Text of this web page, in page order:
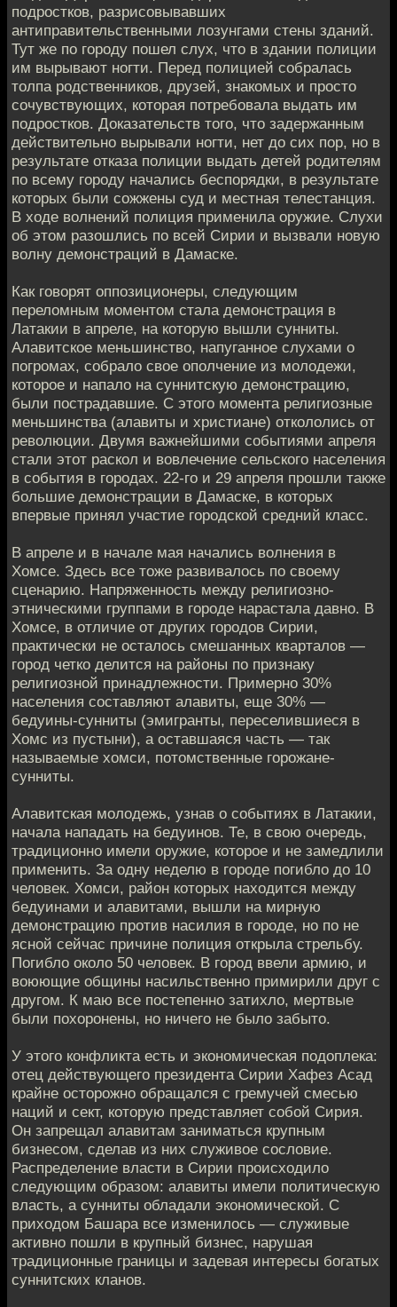
подростков, разрисовывавших
антиправительственными лозунгами стены зданий.
Тут же по городу пошел слух, что в здании полиции
им вырывают ногти. Перед полицией собралась
толпа родственников, друзей, знакомых и просто
сочувствующих, которая потребовала выдать им
подростков. Доказательств того, что задержанным
действительно вырывали ногти, нет до сих пор, но в
результате отказа полиции выдать детей родителям
по всему городу начались беспорядки, в результате
которых были сожжены суд и местная телестанция.
В ходе волнений полиция применила оружие. Слухи
об этом разошлись по всей Сирии и вызвали новую
волну демонстраций в Дамаске.
Как говорят оппозиционеры, следующим
переломным моментом стала демонстрация в
Латакии в апреле, на которую вышли сунниты.
Алавитское меньшинство, напуганное слухами о
погромах, собрало свое ополчение из молодежи,
которое и напало на суннитскую демонстрацию,
были пострадавшие. С этого момента религиозные
меньшинства (алавиты и христиане) откололись от
революции. Двумя важнейшими событиями апреля
стали этот раскол и вовлечение сельского населения
в события в городах. 22-го и 29 апреля прошли также
большие демонстрации в Дамаске, в которых
впервые принял участие городской средний класс.
В апреле и в начале мая начались волнения в
Хомсе. Здесь все тоже развивалось по своему
сценарию. Напряженность между религиозно-
этническими группами в городе нарастала давно. В
Хомсе, в отличие от других городов Сирии,
практически не осталось смешанных кварталов —
город четко делится на районы по признаку
религиозной принадлежности. Примерно 30%
населения составляют алавиты, еще 30% —
бедуины-сунниты (эмигранты, переселившиеся в
Хомс из пустыни), а оставшаяся часть — так
называемые хомси, потомственные горожане-
сунниты.
Алавитская молодежь, узнав о событиях в Латакии,
начала нападать на бедуинов. Те, в свою очередь,
традиционно имели оружие, которое и не замедлили
применить. За одну неделю в городе погибло до 10
человек. Хомси, район которых находится между
бедуинами и алавитами, вышли на мирную
демонстрацию против насилия в городе, но по не
ясной сейчас причине полиция открыла стрельбу.
Погибло около 50 человек. В город ввели армию, и
воюющие общины насильственно примирили друг с
другом. К маю все постепенно затихло, мертвые
были похоронены, но ничего не было забыто.
У этого конфликта есть и экономическая подоплека:
отец действующего президента Сирии Хафез Асад
крайне осторожно обращался с гремучей смесью
наций и сект, которую представляет собой Сирия.
Он запрещал алавитам заниматься крупным
бизнесом, сделав из них служивое сословие.
Распределение власти в Сирии происходило
следующим образом: алавиты имели политическую
власть, а сунниты обладали экономической. С
приходом Башара все изменилось — служивые
активно пошли в крупный бизнес, нарушая
традиционные границы и задевая интересы богатых
суннитских кланов.